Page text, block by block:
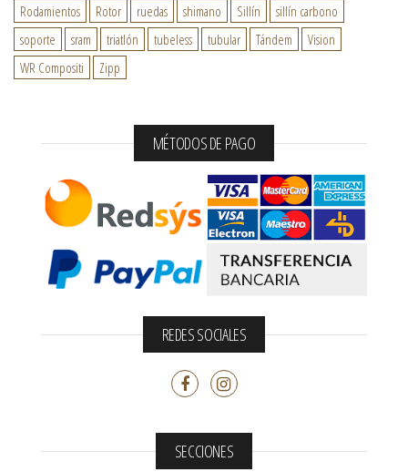
Rodamientos
Rotor ruedas shimano Sillín
sillín carbono
soporte
sram triatlón tubeless tubular Tándem
Vision
WR Compositi
Zipp
MÉTODOS DE PAGO
REDES SOCIALES
SECCIONES